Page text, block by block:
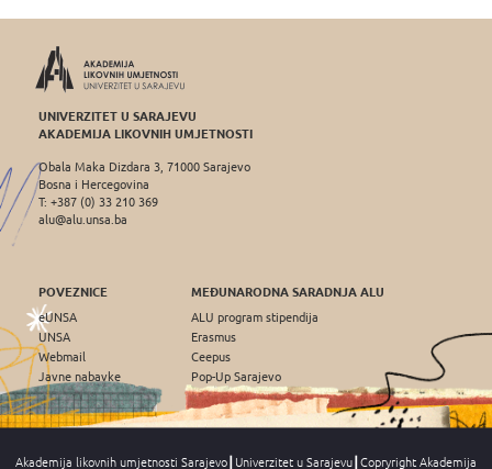
UNIVERZITET U SARAJEVU
AKADEMIJA LIKOVNIH UMJETNOSTI
Obala Maka Dizdara 3, 71000 Sarajevo
Bosna i Hercegovina
T: +387 (0) 33 210 369
alu@alu.unsa.ba
POVEZNICE
eUNSA
UNSA
Webmail
Javne nabavke
MEĐUNARODNA SARADNJA ALU
ALU program stipendija
Erasmus
Ceepus
Pop-Up Sarajevo
Akademija likovnih umjetnosti Sarajevo┃Univerzitet u Sarajevu┃Copryright Akademija